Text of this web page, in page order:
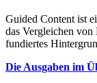
Guided Content ist
das Vergleichen
fundiertes
Die Ausgaben im